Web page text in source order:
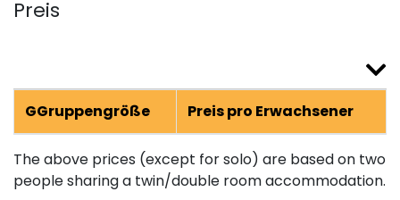
Preis
GGruppengröße Preis pro Erwachsener
The above prices (except for solo) are based on two
people sharing a twin/double room accommodation.